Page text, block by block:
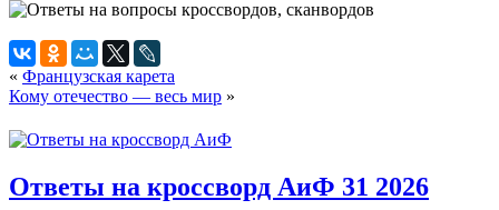
« Французская карета
Кому отечество — весь мир »
Ответы на кроссворд АиФ 31 2026